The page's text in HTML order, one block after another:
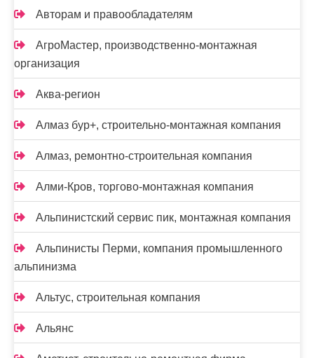
Авторам и правообладателям
АгроМастер, производственно-монтажная
организация
Аква-регион
Алмаз бур+, строительно-монтажная компания
Алмаз, ремонтно-строительная компания
Алми-Кров, торгово-монтажная компания
Альпинистский сервис пик, монтажная компания
Альпинисты Перми, компания промышленного
альпинизма
Альтус, строительная компания
Альянс